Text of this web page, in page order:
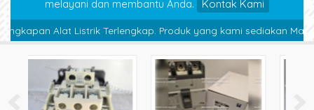
melayani dan membantu Anda.
Kontak Kami
Alat Listrik Terlengkap. Produk yang kami sediakan